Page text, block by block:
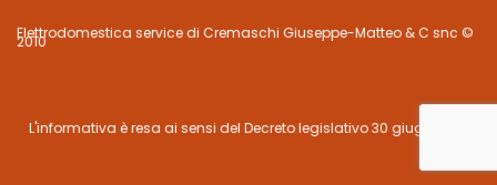
Elettrodomestica service di Cremaschi Giuseppe-Matteo & C snc ©
2010
L'informativa è resa ai sensi del Decreto legislativo 30 giugno 2003,